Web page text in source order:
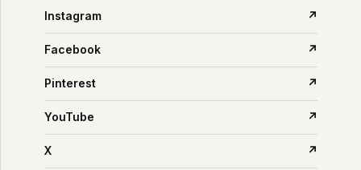
Instagram ↗
Facebook ↗
Pinterest ↗
YouTube ↗
X ↗